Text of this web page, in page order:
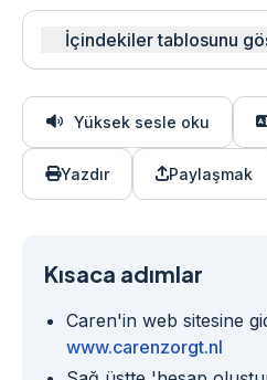
İçindekiler tablosunu
Yüksek sesle oku
Yazdır Paylaşmak
Kısaca adımlar
Caren'in web sitesine
www.carenzorgt.nl